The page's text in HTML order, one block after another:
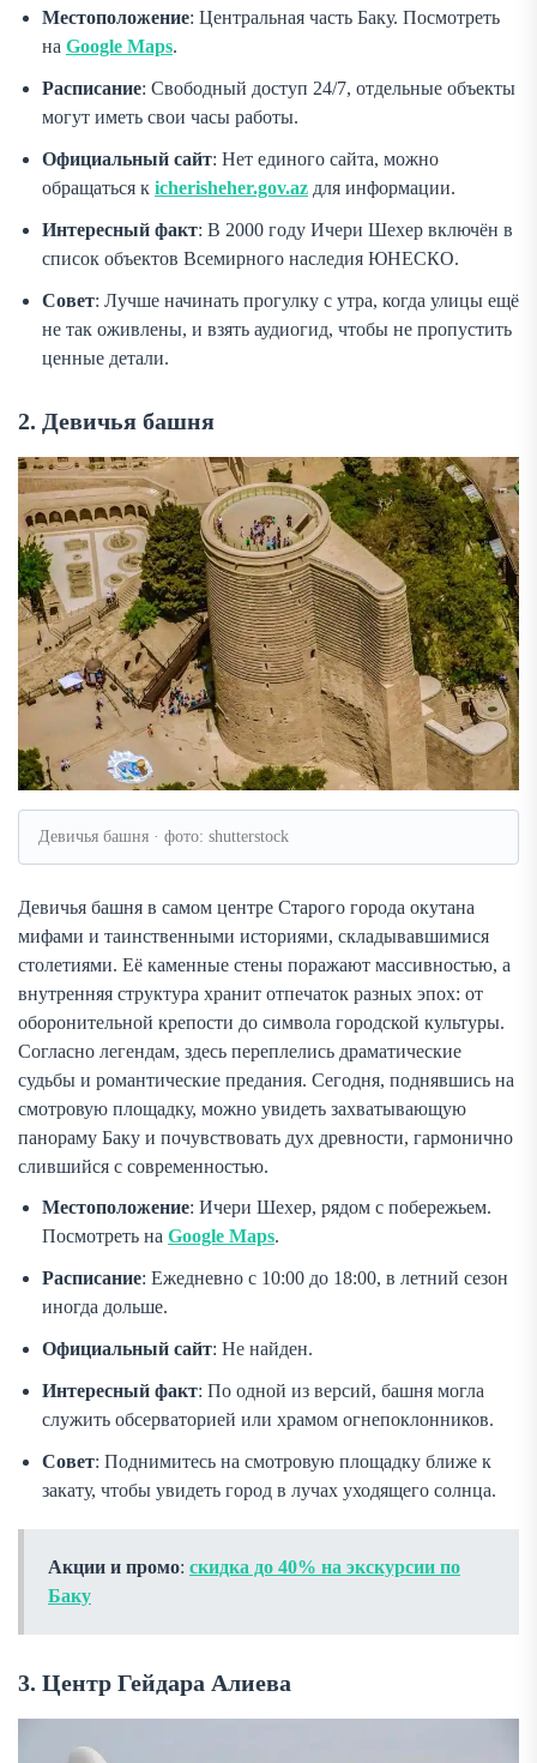
Местоположение: Центральная часть Баку. Посмотреть
на Google Maps.
Расписание: Свободный доступ 24/7, отдельные объекты
могут иметь свои часы работы.
Официальный сайт: Нет единого сайта, можно
обращаться к icherisheher.gov.az для информации.
Интересный факт: В 2000 году Ичери Шехер включён в
список объектов Всемирного наследия ЮНЕСКО.
Совет: Лучше начинать прогулку с утра, когда улицы ещё
не так оживлены, и взять аудиогид, чтобы не пропустить
ценные детали.
2. Девичья башня
Девичья башня · фото: shutterstock
Девичья башня в самом центре Старого города окутана
мифами и таинственными историями, складывавшимися
столетиями. Её каменные стены поражают массивностью, а
внутренняя структура хранит отпечаток разных эпох: от
оборонительной крепости до символа городской культуры.
Согласно легендам, здесь переплелись драматические
судьбы и романтические предания. Сегодня, поднявшись на
смотровую площадку, можно увидеть захватывающую
панораму Баку и почувствовать дух древности, гармонично
слившийся с современностью.
Местоположение: Ичери Шехер, рядом с побережьем.
Посмотреть на Google Maps.
Расписание: Ежедневно с 10:00 до 18:00, в летний сезон
иногда дольше.
Официальный сайт: Не найден.
Интересный факт: По одной из версий, башня могла
служить обсерваторией или храмом огнепоклонников.
Совет: Поднимитесь на смотровую площадку ближе к
закату, чтобы увидеть город в лучах уходящего солнца.
Акции и промо: скидка до 40% на экскурсии по
Баку
3. Центр Гейдара Алиева